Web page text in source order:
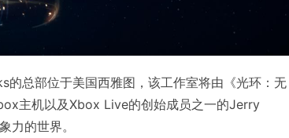
总部位于美国西雅图，该工作室将由《光环：无
主机以及Xbox Live的创始成员之一的Jerry
力的世界。